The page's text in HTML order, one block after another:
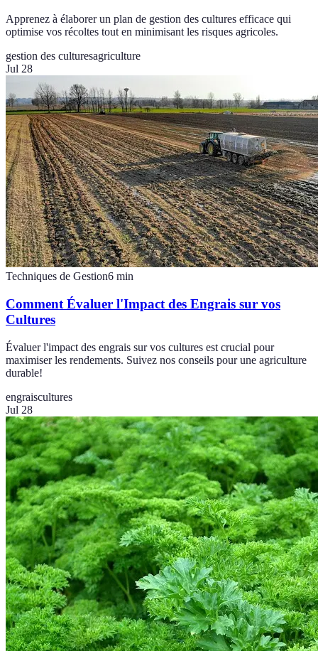
Apprenez à élaborer un plan de gestion des cultures efficace qui
optimise vos récoltes tout en minimisant les risques agricoles.
gestion des culturesagriculture
Jul 28
Techniques de Gestion6 min
Comment Évaluer l'Impact des Engrais sur vos
Cultures
Évaluer l'impact des engrais sur vos cultures est crucial pour
maximiser les rendements. Suivez nos conseils pour une agriculture
durable!
engraiscultures
Jul 28